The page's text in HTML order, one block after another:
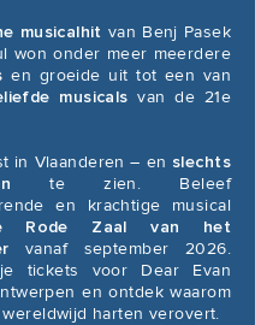
musicalhit van Benj Pasek
won onder meer meerdere
en groeide uit tot een van
musicals van de 21e
in Vlaanderen – en slechts
te zien. Beleef
en krachtige musical
Rode Zaal van het
vanaf september 2026.
tickets voor Dear Evan
en ontdek waarom
harten verovert.